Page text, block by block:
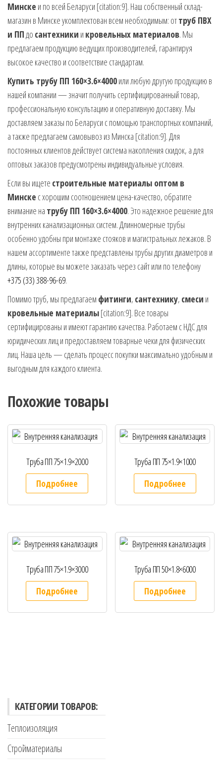
Минске и по всей Беларуси [citation:9]. Наш собственный склад-
магазин в Минске укомплектован всем необходимым: оттруб ПВХ
и ППдо сантехники и кровельных материалов. Мы
предлагаем продукцию ведущих производителей, гарантируя
высокое качество и соответствие стандартам.
Купить трубу ПП 160×3.6×4000или любую другую продукцию в
нашей компании — значит получить сертифицированный товар,
профессиональную консультацию и оперативную доставку. Мы
доставляем заказы по Беларуси с помощью транспортных компаний,
а также предлагаем самовывоз из Минска [citation:9]. Для
постоянных клиентов действует система накопления скидок, а для
оптовых заказов предусмотрены индивидуальные условия.
Если вы ищете строительные материалы оптом в
Минске с хорошим соотношением цена-качество, обратите
внимание на трубу ПП 160×3.6×4000. Это надежное решение для
внутренних канализационных систем. Длинномерные трубы
особенно удобны при монтаже стояков и магистральных лежаков. В
нашем ассортименте также представлены трубы других диаметров и
длины, которые вы можете заказать через сайт или по телефону
+375 (33) 388-96-69.
Помимо труб, мы предлагаем фитинги, сантехнику, смеси и
кровельные материалы[citation:9]. Все товары
сертифицированы и имеют гарантию качества. Работаем с НДС для
юридических лиц и предоставляем товарные чеки для физических
лиц. Наша цель — сделать процесс покупки максимально удобным и
выгодным для каждого клиента.
Похожие товары
Труба ПП 75×1.9×2000
Подробнее
Труба ПП 75×1.9×1000
Подробнее
Труба ПП 75×1.9×3000
Подробнее
Труба ПП 50×1.8×6000
Подробнее
КАТЕГОРИИ ТОВАРОВ:
Теплоизоляция
Стройматериалы